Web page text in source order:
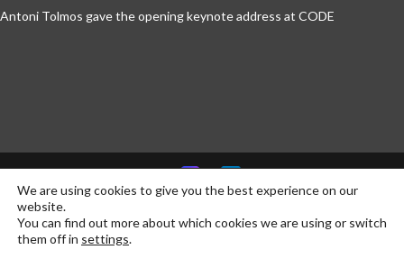
Antoni Tolmos gave the opening keynote address at CODE
© Antoni Tolmos 2026 | Developed by
We are using cookies to give you the best experience on our
website.
You can find out more about which cookies we are using or switch
them off in settings.